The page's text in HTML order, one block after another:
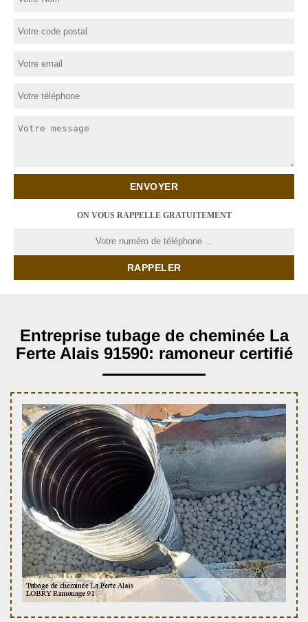
ON VOUS RAPPELLE GRATUITEMENT
Entreprise tubage de cheminée La
Ferte Alais 91590: ramoneur certifié